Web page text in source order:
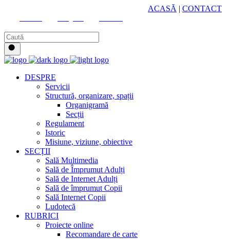
ACASĂ | CONTACT
DESPRE
Servicii
Structură, organizare, spații
Organigramă
Secții
Regulament
Istoric
Misiune, viziune, obiective
SECȚII
Sală Multimedia
Sală de Împrumut Adulți
Sală de Internet Adulți
Sală de împrumut Copii
Sală Internet Copii
Ludotecă
RUBRICI
Proiecte online
Recomandare de carte